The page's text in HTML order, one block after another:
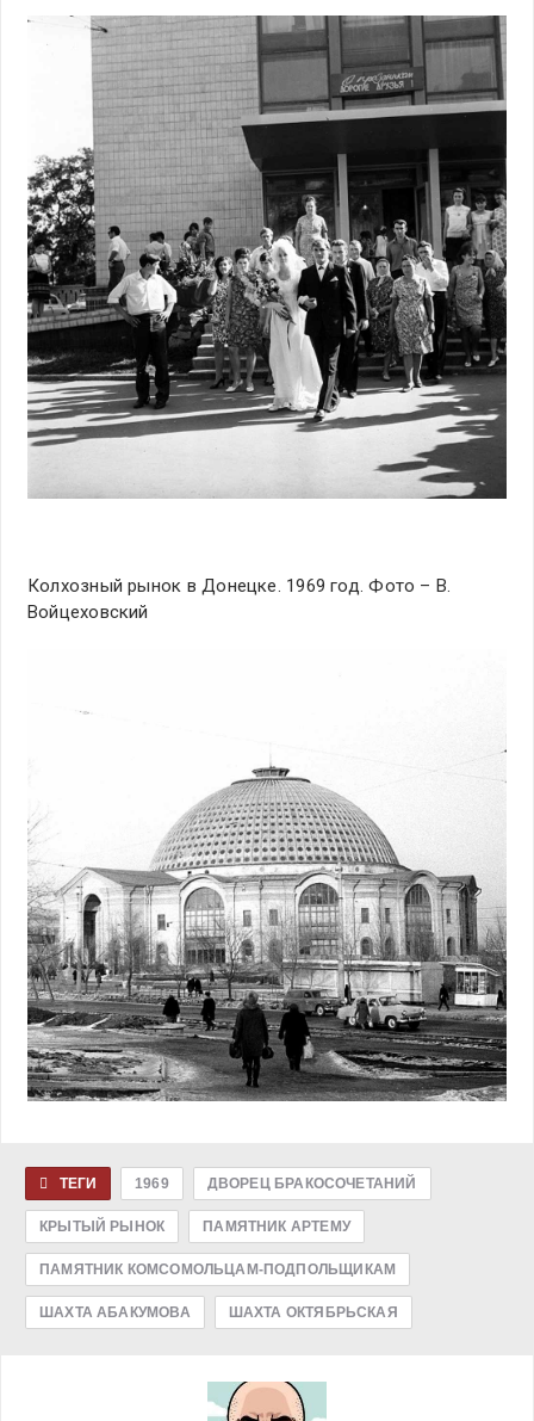
Колхозный рынок в Донецке. 1969 год. Фото – В.
Войцеховский
ТЕГИ 1969 ДВОРЕЦ БРАКОСОЧЕТАНИЙ
КРЫТЫЙ РЫНОК ПАМЯТНИК АРТЕМУ
ПАМЯТНИК КОМСОМОЛЬЦАМ-ПОДПОЛЬЩИКАМ
ШАХТА АБАКУМОВА ШАХТА ОКТЯБРЬСКАЯ